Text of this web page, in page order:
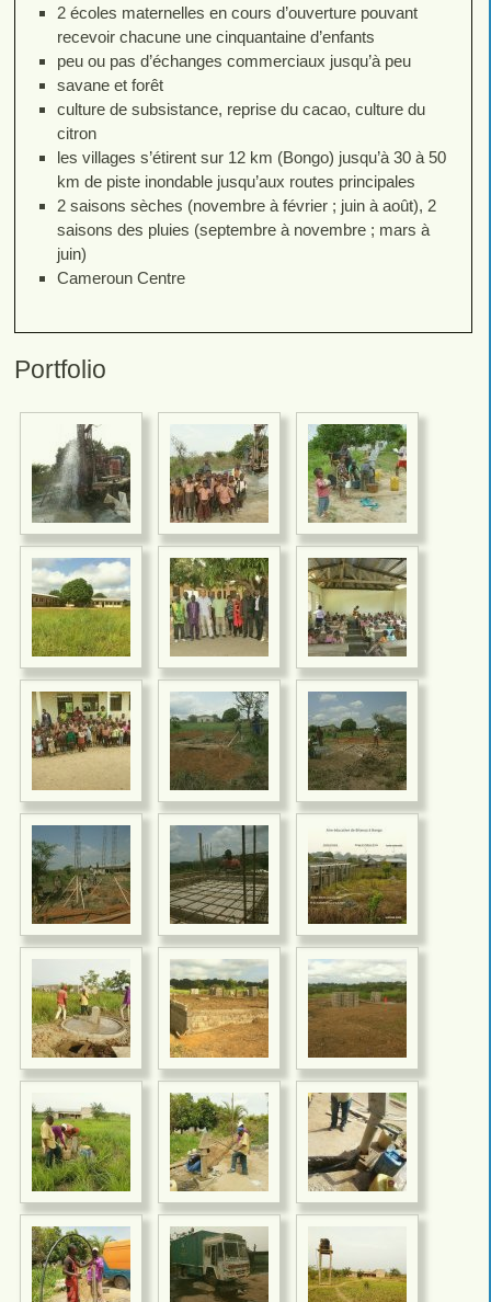
2 écoles maternelles en cours d’ouverture pouvant
recevoir chacune une cinquantaine d’enfants
peu ou pas d’échanges commerciaux jusqu’à peu
savane et forêt
culture de subsistance, reprise du cacao, culture du
citron
les villages s’étirent sur 12 km (Bongo) jusqu’à 30 à 50
km de piste inondable jusqu’aux routes principales
2 saisons sèches (novembre à février ; juin à août), 2
saisons des pluies (septembre à novembre ; mars à
juin)
Cameroun Centre
Portfolio